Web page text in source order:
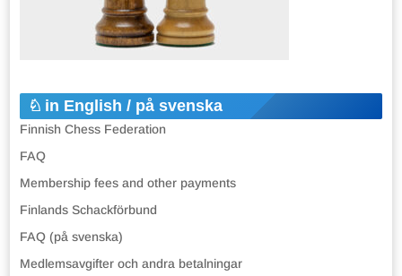
in English / på svenska
Finnish Chess Federation
FAQ
Membership fees and other payments
Finlands Schackförbund
FAQ (på svenska)
Medlemsavgifter och andra betalningar